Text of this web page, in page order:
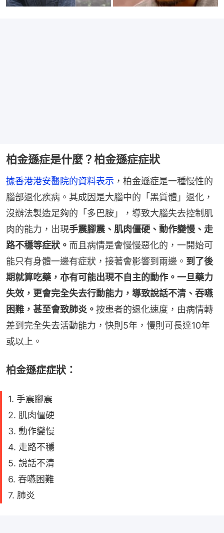
柏金遜症是什麼？柏金遜症症狀
據香港港安醫院的資料表示 ，柏金遜症是一種慢性的
腦部退化疾病。其成因是大腦中的「黑質體」退化，
沒辦法製造足夠的「多巴胺」，導致大腦失去控制肌
肉的能力，出現手震腳震、肌肉僵硬、動作變慢、走
路不穩等症狀。 而且病情是會慢慢惡化的，一開始可
能只有身體一邊有症狀，接著會影響到兩邊。 到了後
期就算吃藥，亦有可能出現不自主的動作。一旦藥力
失效，更會完全失去行動能力，導致說話不清、吞嚥
困難，甚至會致肺炎。 按患者的退化速度，由病情轉
差到完全失去活動能力，快則5年，慢則可長達10年
或以上。
柏金遜症症狀：
1. 手震腳震
2. 肌肉僵硬
3. 動作變慢
4. 走路不穩
5. 說話不清
6. 吞嚥困難
7. 肺炎